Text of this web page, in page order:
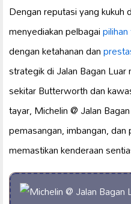
Dengan reputasi yang kukuh
menyediakan pelbagai
dengan ketahanan dan
strategik di Jalan Bagan
sekitar Butterworth dan
tayar, Michelin @ Jalan
pemasangan, imbangan,
memastikan kenderaan